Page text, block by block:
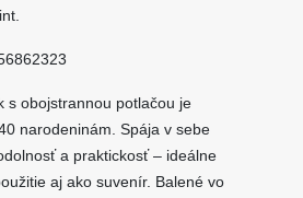
s obojstrannou potlačou je
narodeninám. Spája v sebe
a praktickosť – ideálne
aj ako suvenír. Balené vo